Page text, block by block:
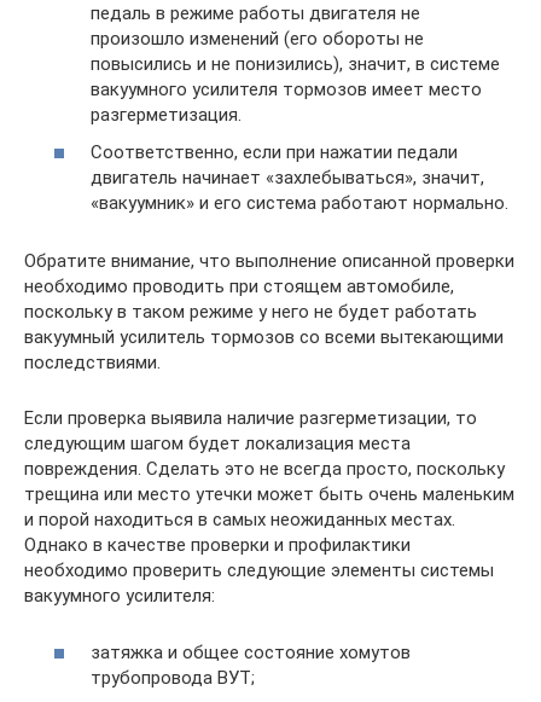
педаль в режиме работы двигателя не
произошло изменений (его обороты не
повысились и не понизились), значит, в системе
вакуумного усилителя тормозов имеет место
разгерметизация.
Соответственно, если при нажатии педали
двигатель начинает «захлебываться», значит,
«вакуумник» и его система работают нормально.
Обратите внимание, что выполнение описанной проверки
необходимо проводить при стоящем автомобиле,
поскольку в таком режиме у него не будет работать
вакуумный усилитель тормозов со всеми вытекающими
последствиями.
Если проверка выявила наличие разгерметизации, то
следующим шагом будет локализация места
повреждения. Сделать это не всегда просто, поскольку
трещина или место утечки может быть очень маленьким
и порой находиться в самых неожиданных местах.
Однако в качестве проверки и профилактики
необходимо проверить следующие элементы системы
вакуумного усилителя:
затяжка и общее состояние хомутов
трубопровода ВУТ;